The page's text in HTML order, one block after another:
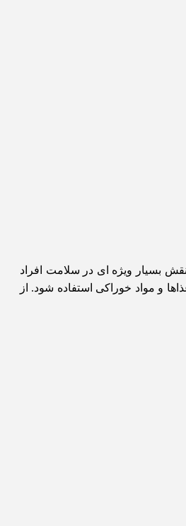
بسیار ویژه ای در سلامت افراد
و مواد خوراکی استفاده شود. از